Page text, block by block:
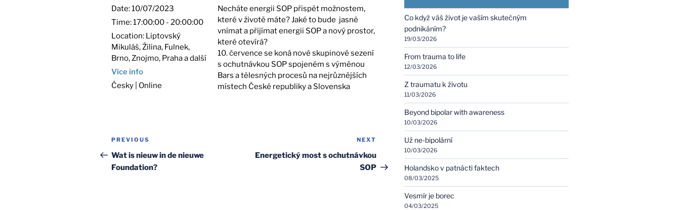
Date:10/07/2023
Time:17:00:00 - 20:00:00
Location: Liptovský
Mikuláš, Žilina, Fulnek,
Brno, Znojmo, Praha a další
Více info
Česky | Online
Necháte energii SOP přispět možnostem,
které v životě máte? Jaké to bude jasně
vnímat a přijímat energii SOP a nový prostor,
které otevírá?
10. července se koná nové skupinové sezení
s ochutnávkou SOP spojeném s výměnou
Bars a tělesných procesů na nejrůznějších
místech České republiky a Slovenska
Post
navigation
Previous
Post
PREVIOUS
Wat is nieuw in de nieuwe
Foundation?
Post
NEXT
Energetický most s ochutnávkou
SOP
Co když váš život je vaším skutečným
podnikáním?
19/03/2026
From trauma to life
12/03/2026
Z traumatu k životu
11/03/2026
Beyond bipolar with awareness
10/03/2026
Už ne-bipolární
10/03/2026
Holandsko v patnácti faktech
08/03/2025
Vesmír je borec
04/03/2025